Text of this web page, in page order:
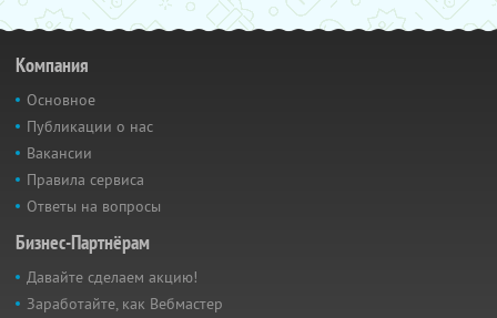
Компания
Основное
Публикации о нас
Вакансии
Правила сервиса
Ответы на вопросы
Бизнес-Партнёрам
Давайте сделаем акцию!
Заработайте, как Вебмастер